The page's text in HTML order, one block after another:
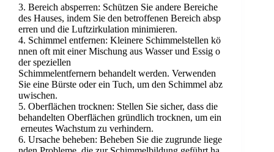
3. Bereich absperren: Schützen Sie andere Bereiche
des Hauses, indem Sie den betroffenen Bereich absp
erren und die Luftzirkulation minimieren.
4. Schimmel entfernen: Kleinere Schimmelstellen kö
nnen oft mit einer Mischung aus Wasser und Essig o
der speziellen
Schimmelentfernern behandelt werden. Verwenden
Sie eine Bürste oder ein Tuch, um den Schimmel abz
uwischen.
5. Oberflächen trocknen: Stellen Sie sicher, dass die
behandelten Oberflächen gründlich trocknen, um ein
erneutes Wachstum zu verhindern.
6. Ursache beheben: Beheben Sie die zugrunde liege